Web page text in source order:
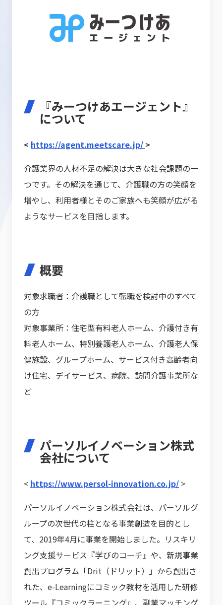
『みーつけあエージェント』
について
< https://agent.meetscare.jp/ >
介護業界の人材不足の解決は大きな社会課題の一
つです。その解決を通じて、介護職の方の笑顔を
増やし、利用者様とそのご家族へも笑顔が広がる
ようなサービスを目指します。
概要
対象求職者：介護職として転職を検討中のすべて
の方
対象事業所：住宅型有料老人ホーム、介護付き有
料老人ホーム、特別養護老人ホーム、介護老人保
健施設、グループホーム、サービス付き高齢者向
け住宅、デイサービス、病院、訪問介護事業所な
ど
パーソルイノベーション株式
会社について
< https://www.persol-innovation.co.jp/ >
パーソルイノベーション株式会社は、パーソルグ
ループの次世代の柱となる事業創造を目的とし
て、2019年4月に事業を開始しました。リスキリ
ング支援サービス『学びのコーチ』や、新規事業
創出プログラム「Drit（ドリット）」から創出さ
れた、e-Learningにコミック教材を活用した研修
ツール『コミックラーニング』、副業マッチング